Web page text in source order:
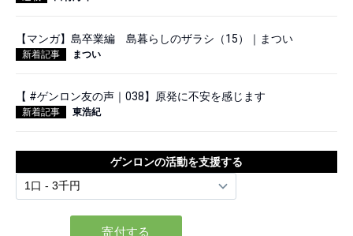
【マンガ】島卒業編 島暮らしのザラシ（15）｜まつい
新着記事 まつい
【 #ゲンロン友の声｜038】原発に不安を感じます
新着記事 東浩紀
ゲンロンの活動を支援する